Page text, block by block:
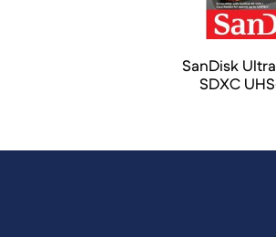
بطاقة الذاكرة SanDisk Ultra